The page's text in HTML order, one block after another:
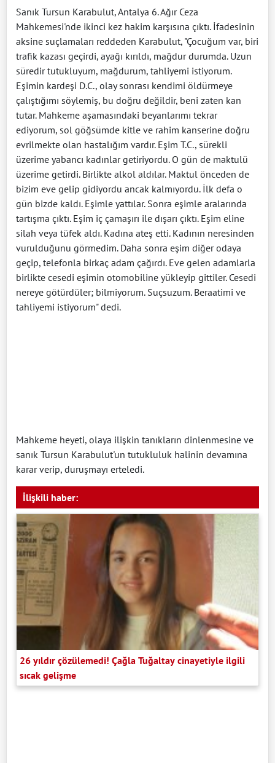
Sanık Tursun Karabulut, Antalya 6. Ağır Ceza
Mahkemesi'nde ikinci kez hakim karşısına çıktı. İfadesinin
aksine suçlamaları reddeden Karabulut, "Çocuğum var, biri
trafik kazası geçirdi, ayağı kırıldı, mağdur durumda. Uzun
süredir tutukluyum, mağdurum, tahliyemi istiyorum.
Eşimin kardeşi D.C., olay sonrası kendimi öldürmeye
çalıştığımı söylemiş, bu doğru değildir, beni zaten kan
tutar. Mahkeme aşamasındaki beyanlarımı tekrar
ediyorum, sol göğsümde kitle ve rahim kanserine doğru
evrilmekte olan hastalığım vardır. Eşim T.C., sürekli
üzerime yabancı kadınlar getiriyordu. O gün de maktulü
üzerime getirdi. Birlikte alkol aldılar. Maktul önceden de
bizim eve gelip gidiyordu ancak kalmıyordu. İlk defa o
gün bizde kaldı. Eşimle yattılar. Sonra eşimle aralarında
tartışma çıktı. Eşim iç çamaşırı ile dışarı çıktı. Eşim eline
silah veya tüfek aldı. Kadına ateş etti. Kadının neresinden
vurulduğunu görmedim. Daha sonra eşim diğer odaya
geçip, telefonla birkaç adam çağırdı. Eve gelen adamlarla
birlikte cesedi eşimin otomobiline yükleyip gittiler. Cesedi
nereye götürdüler; bilmiyorum. Suçsuzum. Beraatimi ve
tahliyemi istiyorum" dedi.
Mahkeme heyeti, olaya ilişkin tanıkların dinlenmesine ve
sanık Tursun Karabulut'un tutukluluk halinin devamına
karar verip, duruşmayı erteledi.
İlişkili haber:
26 yıldır çözülemedi! Çağla Tuğaltay cinayetiyle ilgili
sıcak gelişme